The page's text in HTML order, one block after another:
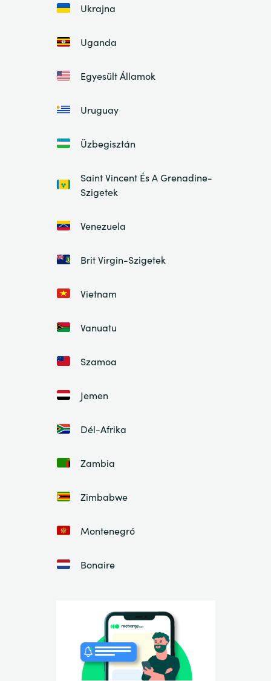
Ukrajna
Uganda
Egyesült Államok
Uruguay
Üzbegisztán
Saint Vincent És A Grenadine-
Szigetek
Venezuela
Brit Virgin-Szigetek
Vietnam
Vanuatu
Szamoa
Jemen
Dél-Afrika
Zambia
Zimbabwe
Montenegró
Bonaire